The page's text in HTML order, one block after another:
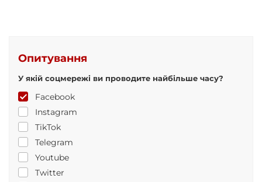
Опитування
У якій соцмережі ви проводите найбільше часу?
Facebook
Instagram
TikTok
Telegram
Youtube
Twitter